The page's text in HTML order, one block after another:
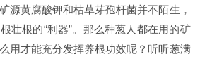
源黄腐酸钾和枯草芽孢杆菌并不陌生，
壮根的“利器”。那么种葱人都在用的矿
用才能充分发挥养根功效呢？听听葱满